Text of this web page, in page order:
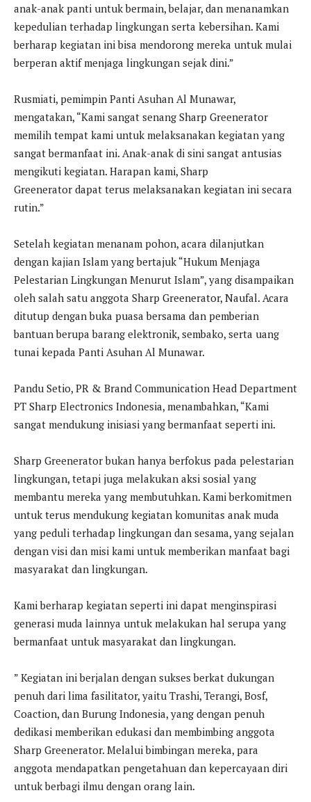
anak-anak panti untuk bermain, belajar, dan menanamkan
kepedulian terhadap lingkungan serta kebersihan. Kami
berharap kegiatan ini bisa mendorong mereka untuk mulai
berperan aktif menjaga lingkungan sejak dini.”
Rusmiati, pemimpin Panti Asuhan Al Munawar,
mengatakan, “Kami sangat senang Sharp Greenerator
memilih tempat kami untuk melaksanakan kegiatan yang
sangat bermanfaat ini. Anak-anak di sini sangat antusias
mengikuti kegiatan. Harapan kami, Sharp
Greenerator dapat terus melaksanakan kegiatan ini secara
rutin.”
Setelah kegiatan menanam pohon, acara dilanjutkan
dengan kajian Islam yang bertajuk “Hukum Menjaga
Pelestarian Lingkungan Menurut Islam”, yang disampaikan
oleh salah satu anggota Sharp Greenerator, Naufal. Acara
ditutup dengan buka puasa bersama dan pemberian
bantuan berupa barang elektronik, sembako, serta uang
tunai kepada Panti Asuhan Al Munawar.
Pandu Setio, PR & Brand Communication Head Department
PT Sharp Electronics Indonesia, menambahkan, “Kami
sangat mendukung inisiasi yang bermanfaat seperti ini.
Sharp Greenerator bukan hanya berfokus pada pelestarian
lingkungan, tetapi juga melakukan aksi sosial yang
membantu mereka yang membutuhkan. Kami berkomitmen
untuk terus mendukung kegiatan komunitas anak muda
yang peduli terhadap lingkungan dan sesama, yang sejalan
dengan visi dan misi kami untuk memberikan manfaat bagi
masyarakat dan lingkungan.
Kami berharap kegiatan seperti ini dapat menginspirasi
generasi muda lainnya untuk melakukan hal serupa yang
bermanfaat untuk masyarakat dan lingkungan.
” Kegiatan ini berjalan dengan sukses berkat dukungan
penuh dari lima fasilitator, yaitu Trashi, Terangi, Bosf,
Coaction, dan Burung Indonesia, yang dengan penuh
dedikasi memberikan edukasi dan membimbing anggota
Sharp Greenerator. Melalui bimbingan mereka, para
anggota mendapatkan pengetahuan dan kepercayaan diri
untuk berbagi ilmu dengan orang lain.